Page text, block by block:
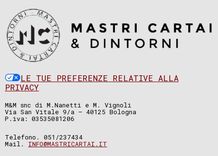
LE TUE PREFERENZE RELATIVE ALLA
PRIVACY
M&M snc di M.Nanetti e M. Vignoli
Via San Vitale 9/a – 40125 Bologna
P.iva: 03535081206
Telefono. 051/237434
Mail. INFO@MASTRICARTAI.IT